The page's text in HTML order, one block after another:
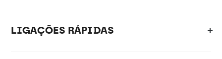
LIGAÇÕES RÁPIDAS